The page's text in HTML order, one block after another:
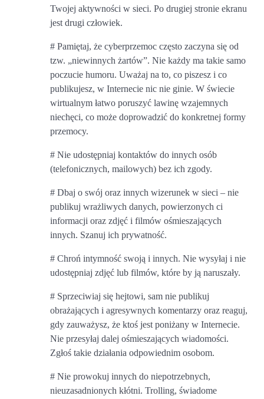
Twojej aktywności w sieci. Po drugiej stronie ekranu
jest drugi człowiek.
# Pamiętaj, że cyberprzemoc często zaczyna się od
tzw. „niewinnych żartów”. Nie każdy ma takie samo
poczucie humoru. Uważaj na to, co piszesz i co
publikujesz, w Internecie nic nie ginie. W świecie
wirtualnym łatwo poruszyć lawinę wzajemnych
niechęci, co może doprowadzić do konkretnej formy
przemocy.
# Nie udostępniaj kontaktów do innych osób
(telefonicznych, mailowych) bez ich zgody.
# Dbaj o swój oraz innych wizerunek w sieci – nie
publikuj wrażliwych danych, powierzonych ci
informacji oraz zdjęć i filmów ośmieszających
innych. Szanuj ich prywatność.
# Chroń intymność swoją i innych. Nie wysyłaj i nie
udostępniaj zdjęć lub filmów, które by ją naruszały.
# Sprzeciwiaj się hejtowi, sam nie publikuj
obrażających i agresywnych komentarzy oraz reaguj,
gdy zauważysz, że ktoś jest poniżany w Internecie.
Nie przesyłaj dalej ośmieszających wiadomości.
Zgłoś takie działania odpowiednim osobom.
# Nie prowokuj innych do niepotrzebnych,
nieuzasadnionych kłótni. Trolling, świadome